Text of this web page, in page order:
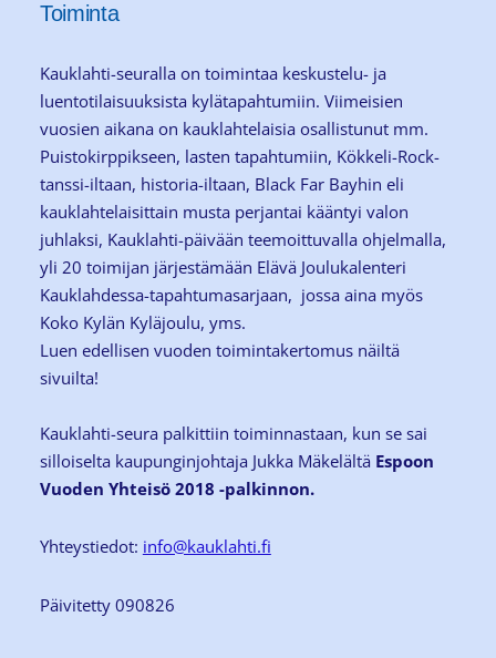
Toiminta
Kauklahti-seuralla on toimintaa keskustelu- ja
luentotilaisuuksista kylätapahtumiin. Viimeisien
vuosien aikana on kauklahtelaisia osallistunut mm.
Puistokirppikseen, lasten tapahtumiin, Kökkeli-Rock-
tanssi-iltaan, historia-iltaan, Black Far Bayhin eli
kauklahtelaisittain musta perjantai kääntyi valon
juhlaksi, Kauklahti-päivään teemoittuvalla ohjelmalla,
yli 20 toimijan järjestämään Elävä Joulukalenteri
Kauklahdessa-tapahtumasarjaan, jossa aina myös
Koko Kylän Kyläjoulu, yms.
Luen edellisen vuoden toimintakertomus näiltä
sivuilta!
Kauklahti-seura palkittiin toiminnastaan, kun se sai
silloiselta kaupunginjohtaja Jukka Mäkelältä Espoon
Vuoden Yhteisö 2018 -palkinnon.
Yhteystiedot: info@kauklahti.fi
Päivitetty 090826